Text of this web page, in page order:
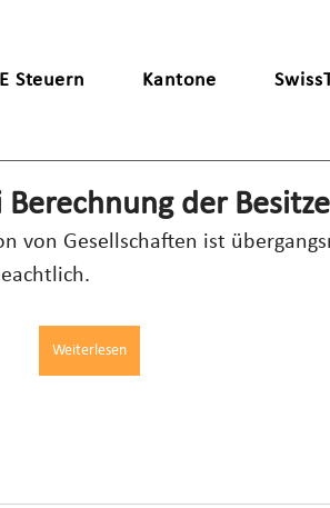
Steuern Kantone
der
von Gesellschaften ist
Weiterlesen